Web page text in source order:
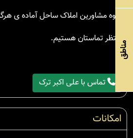
گروه مشاورین املاک ساحل آماده ی
منتظر تماستان هستیم.
تماس با علی اکبر ترک
امکانات
مناطق